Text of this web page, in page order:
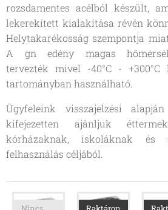
rozsdamentes acélból készült,
lekerekített kialakítása révén
Helytakarékosság szempontja
A gn edény magas
tervezték mivel -40°C - +300°C
tartományban használható.
Ügyfeleink visszajelzési
kifejezetten ajánljuk
kórházaknak, iskoláknak és
felhasználás céljából.